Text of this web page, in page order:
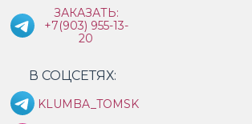
ЗАКАЗАТЬ:
+7(903) 955-13-
20
В СОЦСЕТЯХ:
KLUMBA_TOMSK